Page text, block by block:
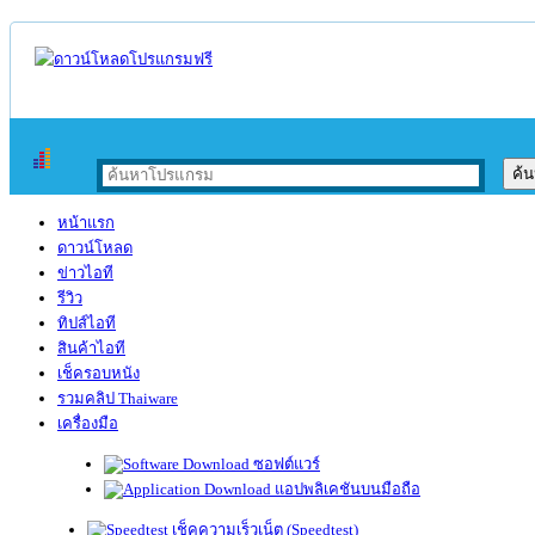
หน้าแรก
ดาวน์โหลด
ข่าวไอที
รีวิว
ทิปส์ไอที
สินค้าไอที
เช็ครอบหนัง
รวมคลิป Thaiware
เครื่องมือ
ซอฟต์แวร์
แอปพลิเคชันบนมือถือ
เช็คความเร็วเน็ต (Speedtest)